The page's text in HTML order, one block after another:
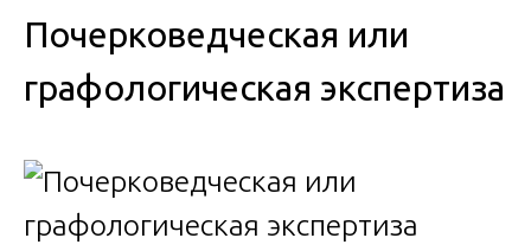
Почерковедческая или
графологическая экспертиза